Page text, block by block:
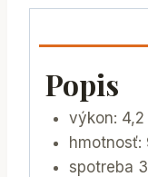
Popis
výkon: 4,2
hmotnosť:
spotreba